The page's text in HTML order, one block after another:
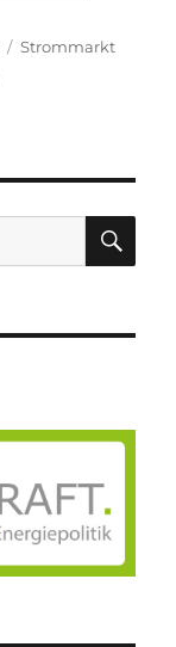
Kategorien
Strommarkt